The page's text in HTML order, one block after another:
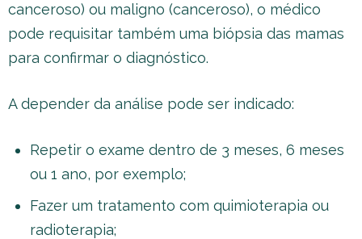
canceroso) ou maligno (canceroso), o médico
pode requisitar também uma biópsia das mamas
para confirmar o diagnóstico.
A depender da análise pode ser indicado:
Repetir o exame dentro de 3 meses, 6 meses
ou 1 ano, por exemplo;
Fazer um tratamento com quimioterapia ou
radioterapia;